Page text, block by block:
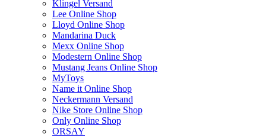
Klingel Versand
Lee Online Shop
Lloyd Online Shop
Mandarina Duck
Mexx Online Shop
Modestern Online Shop
Mustang Jeans Online Shop
MyToys
Name it Online Shop
Neckermann Versand
Nike Store Online Shop
Only Online Shop
ORSAY